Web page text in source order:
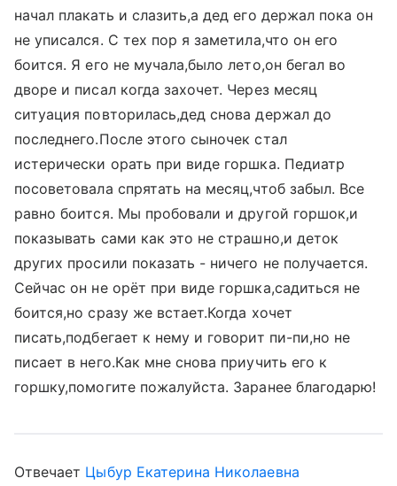
начал плакать и слазить,а дед его держал пока он
не уписался. С тех пор я заметила,что он его
боится. Я его не мучала,было лето,он бегал во
дворе и писал когда захочет. Через месяц
ситуация повторилась,дед снова держал до
последнего.После этого сыночек стал
истерически орать при виде горшка. Педиатр
посоветовала спрятать на месяц,чтоб забыл. Все
равно боится. Мы пробовали и другой горшок,и
показывать сами как это не страшно,и деток
других просили показать - ничего не получается.
Сейчас он не орёт при виде горшка,садиться не
боится,но сразу же встает.Когда хочет
писать,подбегает к нему и говорит пи-пи,но не
писает в него.Как мне снова приучить его к
горшку,помогите пожалуйста. Заранее благодарю!
Отвечает Цыбур Екатерина Николаевна